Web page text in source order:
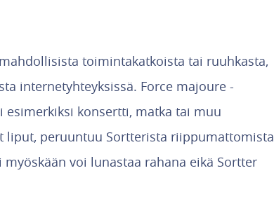
toimintakatkoista tai ruuhkasta,
internetyhteyksissä. Force majoure -
esimerkiksi konsertti, matka tai muu
peruuntuu Sortterista riippumattomista
voi lunastaa rahana eikä Sortter